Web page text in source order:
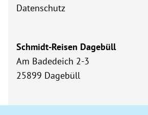
Datenschutz
Schmidt-Reisen Dagebüll
Am Badedeich 2-3
25899 Dagebüll